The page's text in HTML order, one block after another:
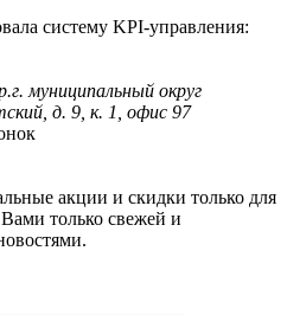
систему KPI-управления:
муниципальный округ
д. 9, к. 1, офис 97
акции и скидки только для
только свежей и